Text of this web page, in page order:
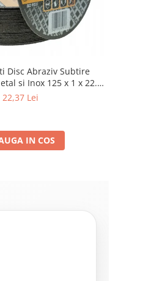
Disc Abraziv Subtire
si Inox 125 x 1 x 22.2
Heavy-Duty (Model
22,37 Lei
IN COS